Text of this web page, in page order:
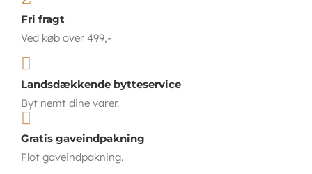
Fri fragt
Ved køb over 499,-

Landsdækkende bytteservice
Byt nemt dine varer.

Gratis gaveindpakning
Flot gaveindpakning.